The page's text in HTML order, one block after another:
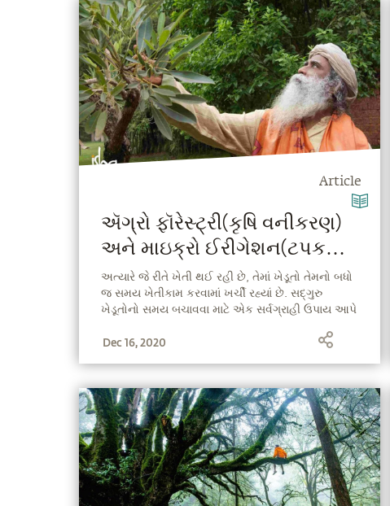
Article
ઍગ્રો ફૉરેસ્ટ્રી(કૃષિ વનીકરણ)
અને માઇક્રો ઈરીગેશન(ટપક
સિંચાઈ) પદ્ધતિ દ્વારા ખેડૂતોનો
સમય બચાવી શકાય છે
અત્યારે જે રીતે ખેતી થઈ રહી છે, તેમાં ખેડૂતો તેમનો બધો
જ સમય ખેતીકામ કરવામાં ખર્ચી રહ્યાં છે. સદ્ગુરુ
ખેડૂતોનો સમય બચાવવા માટે એક સર્વગ્રાહી ઉપાય આપે
Dec 16, 2020